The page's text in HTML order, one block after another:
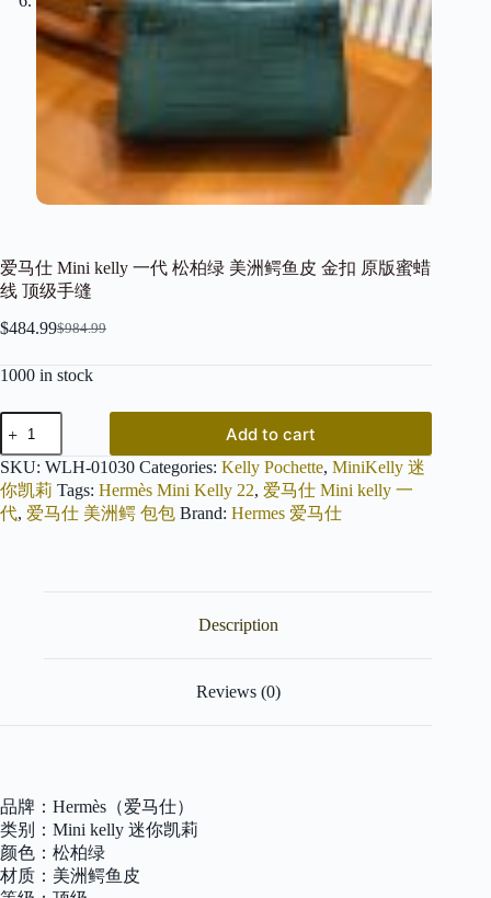
爱马仕 Mini kelly 一代 松柏绿 美洲鳄鱼皮 金扣 原版蜜蜡
线 顶级手缝
$984.99
Original
was:
$484.99Current
is:
1000 in stock
爱
马
仕
Mini
kelly
一
金
蜜
蜡
线
顶
Add to cart
SKU: WLH-01030 Categories: Kelly Pochette, MiniKelly 迷
你凯莉 Tags: Hermès Mini Kelly 22, 爱马仕 Mini kelly 一
代, 爱马仕 美洲鳄 包包 Brand: Hermes 爱马仕
Description
Reviews (0)
品牌：Hermès（爱马仕）
类别：Mini kelly 迷你凯莉
颜色：松柏绿
材质：美洲鳄鱼皮